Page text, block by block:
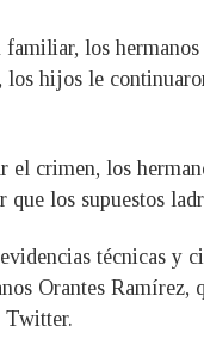
los
los hijos le
el crimen, los
que los supuestos
técnicas y
Orantes
Twitter.